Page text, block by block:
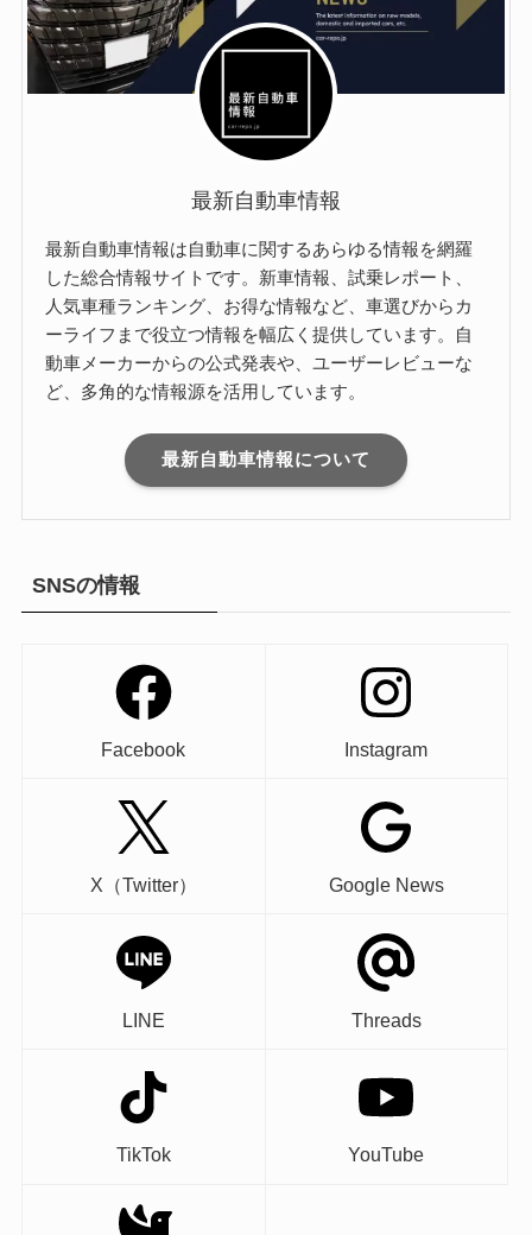
最新自動車情報
最新自動車情報は自動車に関するあらゆる情報を網羅
した総合情報サイトです。新車情報、試乗レポート、
人気車種ランキング、お得な情報など、車選びからカ
ーライフまで役立つ情報を幅広く提供しています。自
動車メーカーからの公式発表や、ユーザーレビューな
ど、多角的な情報源を活用しています。
最新自動車情報について
SNSの情報
Facebook Instagram
X（Twitter） Google News
LINE Threads
TikTok YouTube